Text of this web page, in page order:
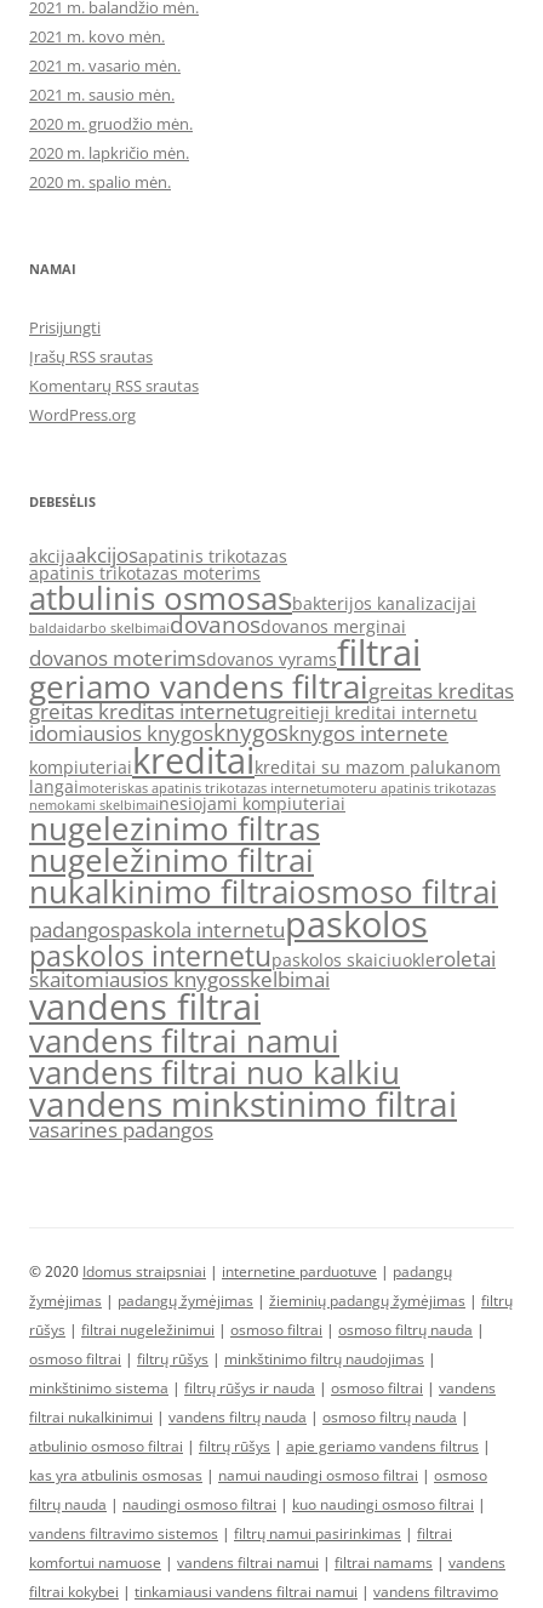
2021 m. balandžio mėn.
2021 m. kovo mėn.
2021 m. vasario mėn.
2021 m. sausio mėn.
2020 m. gruodžio mėn.
2020 m. lapkričio mėn.
2020 m. spalio mėn.
NAMAI
Prisijungti
Įrašų RSS srautas
Komentarų RSS srautas
WordPress.org
DEBESĖLIS
akcijaakcijosapatinis trikotazas
apatinis trikotazas moterims
atbulinis osmosasbakterijos kanalizacijai
baldaidarbo skelbimaidovanosdovanos merginai
dovanos moterimsdovanos vyramsfiltrai
geriamo vandens filtraigreitas kreditas
greitas kreditas internetugreitieji kreditai internetu
idomiausios knygosknygosknygos internete
kompiuteriaikreditaikreditai su mazom palukanom
langaimoteriskas apatinis trikotazas internetumoteru apatinis trikotazas
nemokami skelbimainesiojami kompiuteriai
nugelezinimo filtras
nugeležinimo filtrai
nukalkinimo filtraiosmoso filtrai
padangospaskola internetupaskolos
paskolos internetupaskolos skaiciuokleroletai
skaitomiausios knygosskelbimai
vandens filtrai
vandens filtrai namui
vandens filtrai nuo kalkiu
vandens minkstinimo filtrai
vasarines padangos
© 2020 Idomus straipsniai | internetine parduotuve | padangų
žymėjimas | padangų žymėjimas | žieminių padangų žymėjimas | filtrų
rūšys | filtrai nugeležinimui | osmoso filtrai | osmoso filtrų nauda |
osmoso filtrai | filtrų rūšys | minkštinimo filtrų naudojimas |
minkštinimo sistema | filtrų rūšys ir nauda | osmoso filtrai | vandens
filtrai nukalkinimui | vandens filtrų nauda | osmoso filtrų nauda |
atbulinio osmoso filtrai | filtrų rūšys | apie geriamo vandens filtrus |
kas yra atbulinis osmosas | namui naudingi osmoso filtrai | osmoso
filtrų nauda | naudingi osmoso filtrai | kuo naudingi osmoso filtrai |
vandens filtravimo sistemos | filtrų namui pasirinkimas | filtrai
komfortui namuose | vandens filtrai namui | filtrai namams | vandens
filtrai kokybei | tinkamiausi vandens filtrai namui | vandens filtravimo